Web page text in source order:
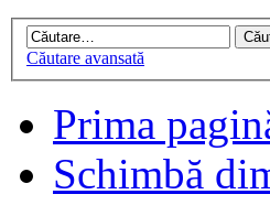
Căutare avansată
Prima
Schimbă